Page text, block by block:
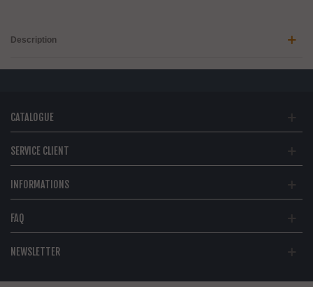
Description
CATALOGUE
SERVICE CLIENT
INFORMATIONS
FAQ
NEWSLETTER